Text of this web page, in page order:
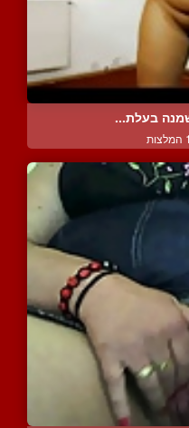
בעלת...
1 המלצות